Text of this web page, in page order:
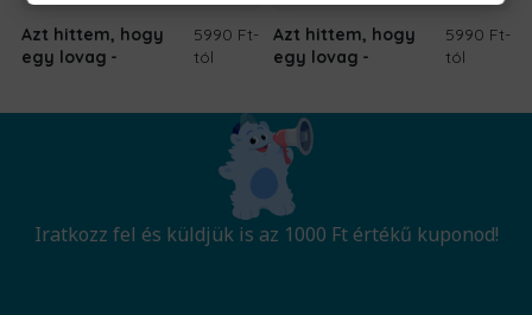
Azt hittem, hogy
egy lovag
5990 Ft-
tól
Azt hittem, hogy
egy lovag
5990 Ft-
tól
Iratkozz fel és küldjük is az 1000 Ft értékű kuponod!